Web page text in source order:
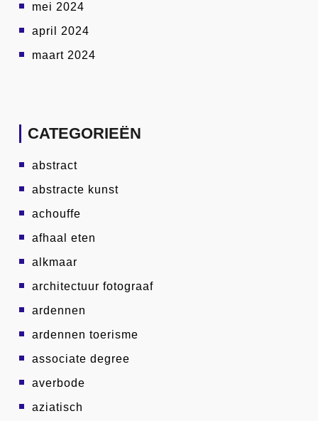
mei 2024
april 2024
maart 2024
CATEGORIEËN
abstract
abstracte kunst
achouffe
afhaal eten
alkmaar
architectuur fotograaf
ardennen
ardennen toerisme
associate degree
averbode
aziatisch